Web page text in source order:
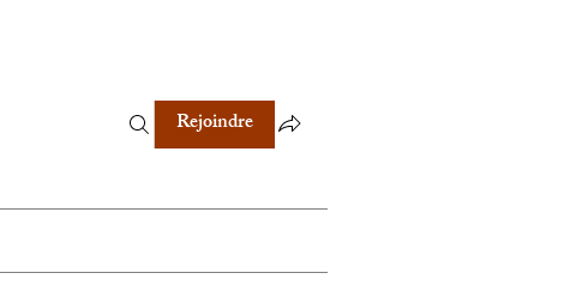
Rejoindre